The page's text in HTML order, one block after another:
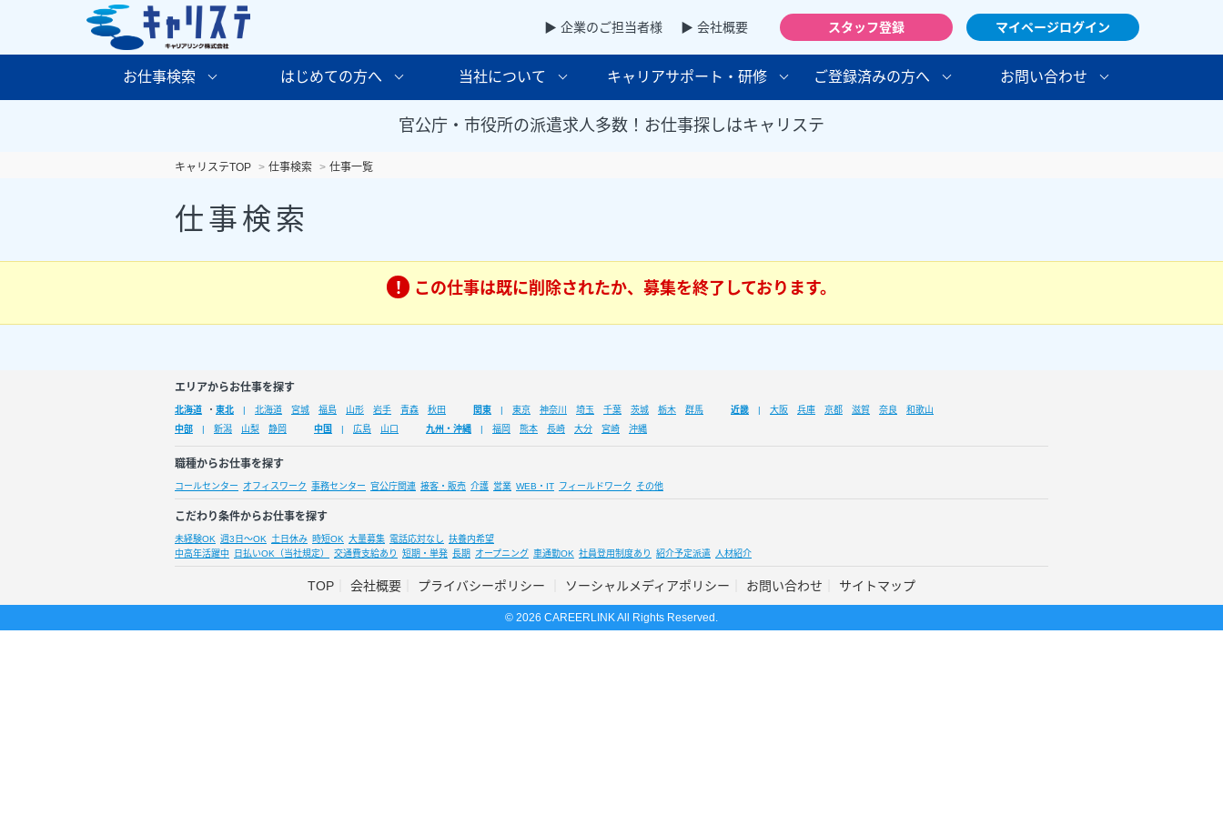
▶ 企業のご担当者様 ▶ 会社概要 スタッフ登録 マイページログイン
お仕事検索 はじめての方へ 当社について キャリアサポート・研修 ご登録済みの方へ お問い合わせ
官公庁・市役所の派遣求人多数！お仕事探しはキャリステ
キャリステTOP 仕事検索 仕事一覧
仕事検索
この仕事は既に削除されたか、募集を終了しております。
エリアからお仕事を探す
北海道 ・ 東北 北海道 宮城 福島 山形 岩手 青森 秋田 関東 東京 神奈川 埼玉 千葉 茨城 栃木 群馬 近畿 大阪 兵庫 京都 滋賀 奈良
和歌山
中部
新潟 山梨 静岡 中国 広島 山口 九州・沖縄 福岡 熊本 長崎 大分 宮崎 沖縄
職種からお仕事を探す
コールセンター オフィスワーク 事務センター 官公庁関連 接客・販売 介護 営業 WEB・IT フィールドワーク その他
こだわり条件からお仕事を探す
未経験OK 週3日～OK 土日休み 時短OK 大量募集 電話応対なし 扶養内希望
中高年活躍中
日払いOK（当社規定） 交通費支給あり 短期・単発 長期 オープニング 車通勤OK 社員登用制度あり 紹介予定派遣 人材紹介
TOP 会社概要 プライバシーポリシー ソーシャルメディアポリシー お問い合わせ サイトマップ
© 2026 CAREERLINK All Rights Reserved.